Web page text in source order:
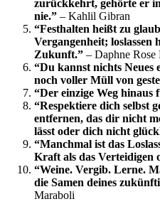
zurückkehrt, gehörte er
nie.” – Kahlil Gibran
“Festhalten heißt zu
Vergangenheit; loslassen
Zukunft.” – Daphne Rose
“Du kannst nichts Neues
noch voller Müll von
“Der einzige Weg
“Respektiere dich selbst
entfernen, das dir nicht
lässt oder dich nicht
“Manchmal ist das
Kraft als das Verteidigen
“Weine. Vergib. Lerne.
die Samen deines
Maraboli